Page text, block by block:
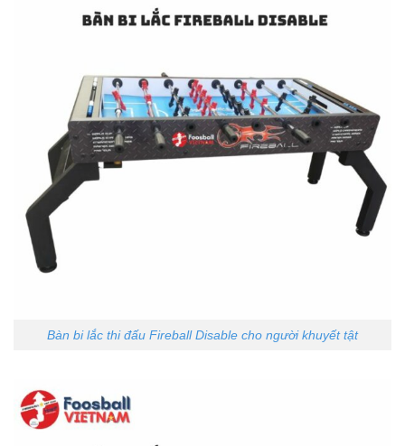
Bàn bi lắc thi đấu Fireball Disable cho người khuyết tật